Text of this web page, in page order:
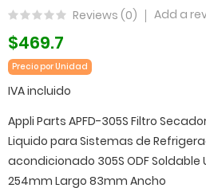
Reviews (0) Add a
$469.7
Precio por Unidad
IVA incluido
Appli Parts APFD-305S Filtro
Liquido para Sistemas de
acondicionado 305S ODF Soldable
254mm Largo 83mm Ancho